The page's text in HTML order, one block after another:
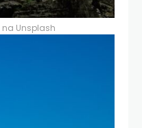
na Unsplash